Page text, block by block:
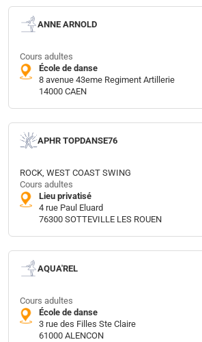
ANNE ARNOLD
Cours adultes
École de danse
8 avenue 43eme Regiment Artillerie
14000 CAEN
APHR TOPDANSE76
ROCK, WEST COAST SWING
Cours adultes
Lieu privatisé
4 rue Paul Eluard
76300 SOTTEVILLE LES ROUEN
AQUA'REL
Cours adultes
École de danse
3 rue des Filles Ste Claire
61000 ALENCON